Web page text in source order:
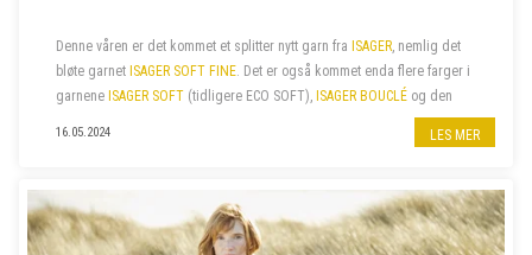
Denne våren er det kommet et splitter nytt garn fra ISAGER, nemlig det
bløte garnet ISAGER SOFT FINE. Det er også kommet enda flere farger i
garnene ISAGER SOFT (tidligere ECO SOFT), ISAGER BOUCLÉ og den
. I tillegg har vi nylig fått...
16.05.2024 LES MER